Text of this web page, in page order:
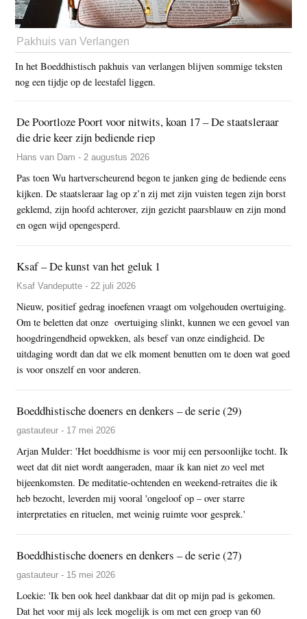
Pakhuis van Verlangen
In het Boeddhistisch pakhuis van verlangen blijven sommige teksten
nog een tijdje op de leestafel liggen.
De Poortloze Poort voor nitwits, koan 17 – De staatsleraar
die drie keer zijn bediende riep
Hans van Dam - 2 augustus 2026
Pas toen Wu hartverscheurend begon te janken ging de bediende eens
kijken. De staatsleraar lag op z’n zij met zijn vuisten tegen zijn borst
geklemd, zijn hoofd achterover, zijn gezicht paarsblauw en zijn mond
en ogen wijd opengesperd.
Ksaf – De kunst van het geluk 1
Ksaf Vandeputte - 22 juli 2026
Nieuw, positief gedrag inoefenen vraagt om volgehouden overtuiging.
Om te beletten dat onze overtuiging slinkt, kunnen we een gevoel van
hoogdringendheid opwekken, als besef van onze eindigheid. De
uitdaging wordt dan dat we elk moment benutten om te doen wat goed
is voor onszelf en voor anderen.
Boeddhistische doeners en denkers – de serie (29)
gastauteur - 17 mei 2026
Arjan Mulder: 'Het boeddhisme is voor mij een persoonlijke tocht. Ik
weet dat dit niet wordt aangeraden, maar ik kan niet zo veel met
bijeenkomsten. De meditatie-ochtenden en weekend-retraites die ik
heb bezocht, leverden mij vooral 'ongeloof op – over starre
interpretaties en rituelen, met weinig ruimte voor gesprek.'
Boeddhistische doeners en denkers – de serie (27)
gastauteur - 15 mei 2026
Loekie: 'Ik ben ook heel dankbaar dat dit op mijn pad is gekomen.
Dat het voor mij als leek mogelijk is om met een groep van 60